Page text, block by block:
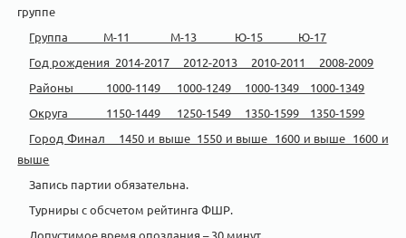
группе
Группа М-11 М-13 Ю-15 Ю-17
Год рождения 2014-2017 2012-2013 2010-2011 2008-2009
Районы 1000-1149 1000-1249 1000-1349 1000-1349
Округа 1150-1449 1250-1549 1350-1599 1350-1599
Город Финал 1450 и выше 1550 и выше 1600 и выше 1600 и
выше
Запись партии обязательна.
Турниры с обсчетом рейтинга ФШР.